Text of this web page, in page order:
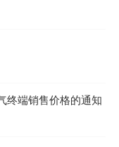
终端销售价格的通知